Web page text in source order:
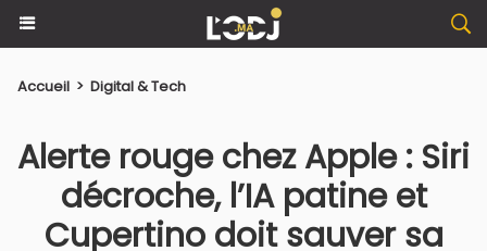
Accueil > Digital & Tech
Alerte rouge chez Apple : Siri
décroche, l’IA patine et
Cupertino doit sauver sa